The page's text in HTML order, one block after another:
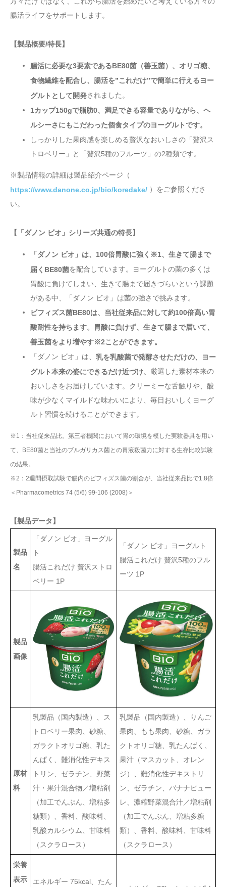
腸活ライフをサポートします。
【製品概要/特長】
腸活に必要な3要素であるBE80菌（善玉菌）、オリゴ糖、
食物繊維を配合し、腸活を”これだけ”で簡単に行えるヨー
グルトとして開発されました。
1カップ150gで脂肪0、満足できる容量でありながら、ヘ
ルシーさにもこだわった個食タイプのヨーグルトです。
しっかりした果肉感を楽しめる贅沢なおいしさの「贅沢ス
トロベリー」と「贅沢5種のフルーツ」の2種類です。
※製品情報の詳細は製品紹介ページ（
https://www.danone.co.jp/bio/koredake/ ）をご参照くださ
い。
【「ダノン ビオ」シリーズ共通の特長】
「ダノン ビオ」は、100倍胃酸に強く※1、生きて腸まで
届くBE80菌を配合しています。ヨーグルトの菌の多くは
胃酸に負けてしまい、生きて腸まで届きづらいという課題
がある中、「ダノン ビオ」は菌の強さで挑みます。
ビフィズス菌BE80は、当社従来品に対して約100倍高い胃
酸耐性を持ちます。胃酸に負けず、生きて腸まで届いて、
善玉菌をより増やす※2ことができます。
「ダノン ビオ」は、 乳を乳酸菌で発酵させただけの、ヨー
グルト本来の姿にできるだけ近づけ、 厳選した素材本来の
おいしさをお届けしています。クリーミーな舌触りや、酸
味が少なくマイルドな味わいにより、毎日おいしくヨーグ
ルト習慣を続けることができます。
※1：当社従来品比。第三者機関において胃の環境を模した実験器具を用い
て、BE80菌と当社のブルガリカス菌との胃液殺菌力に対する生存比較試験
の結果。
※2：2週間摂取試験で腸内のビフィズス菌の割合が、当社従来品比で1.8倍
＜Pharmacometrics 74 (5/6) 99-106 (2008)＞
【製品データ】
製品
名
「ダノン ビオ」ヨーグル
ト
腸活これだけ 贅沢ストロ
ベリー 1P
「ダノン ビオ」ヨーグルト
腸活これだけ 贅沢5種のフル
ーツ 1P
製品
画像
原材
料
乳製品（国内製造）、ス
トロベリー果肉、砂糖、
ガラクトオリゴ糖、乳た
んぱく、難消化性デキス
トリン、ゼラチン、野菜
汁・果汁混合物／増粘剤
（加工でんぷん、増粘多
糖類）、香料、酸味料、
乳酸カルシウム、甘味料
（スクラロース）
乳製品（国内製造）、りんご
果肉、もも果肉、砂糖、ガラ
クトオリゴ糖、乳たんぱく、
果汁（マスカット、オレン
ジ）、難消化性デキストリ
ン、ゼラチン、バナナピュー
レ、濃縮野菜混合汁／増粘剤
（加工でんぷん、増粘多糖
類）、香料、酸味料、甘味料
（スクラロース）
栄養
表示
エネルギー 75kcal、たん